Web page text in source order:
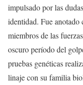
impulsado por las
identidad. Fue
miembros de las
oscuro período del
pruebas genéticas
linaje con su familia